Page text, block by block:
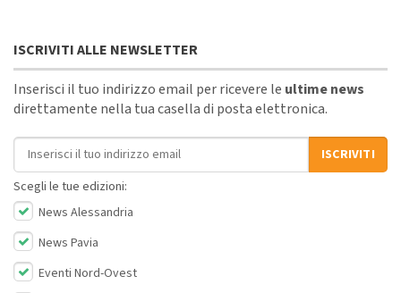
ISCRIVITI ALLE NEWSLETTER
Inserisci il tuo indirizzo email per ricevere le ultime news
direttamente nella tua casella di posta elettronica.
Indirizzo email
ISCRIVITI
Scegli le tue edizioni:
News Alessandria
News Pavia
Eventi Nord-Ovest